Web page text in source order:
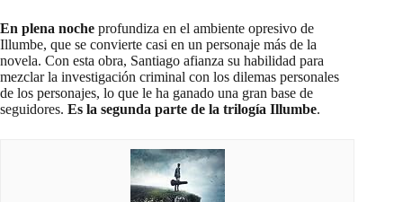
En plena noche profundiza en el ambiente opresivo de
Illumbe, que se convierte casi en un personaje más de la
novela. Con esta obra, Santiago afianza su habilidad para
mezclar la investigación criminal con los dilemas personales
de los personajes, lo que le ha ganado una gran base de
seguidores. Es la segunda parte de la trilogía Illumbe.